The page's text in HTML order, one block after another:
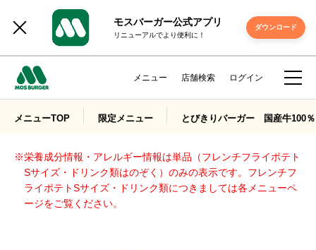
モスバーガー公式アプリ
リニューアルでより便利に！
ダウンロード
メニュー 店舗検索 ログイン
メニューTOP 限定メニュー とびきりバーガー 国産牛100％
※栄養成分情報・アレルギー情報は単品（フレンチフライポテト
Sサイズ・ドリンク類はのぞく）のみの表示です。フレンチフ
ライポテトSサイズ・ドリンク類につきましては各メニューペ
ージをご覧ください。